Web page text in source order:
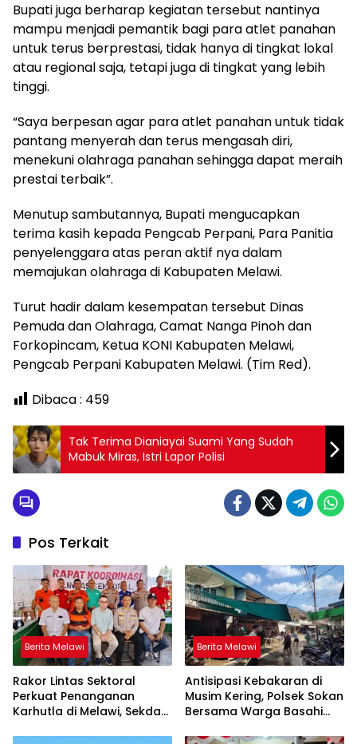
Bupati juga berharap kegiatan tersebut nantinya
mampu menjadi pemantik bagi para atlet panahan
untuk terus berprestasi, tidak hanya di tingkat lokal
atau regional saja, tetapi juga di tingkat yang lebih
tinggi.
“Saya berpesan agar para atlet panahan untuk tidak
pantang menyerah dan terus mengasah diri,
menekuni olahraga panahan sehingga dapat meraih
prestai terbaik”.
Menutup sambutannya, Bupati mengucapkan
terima kasih kepada Pengcab Perpani, Para Panitia
penyelenggara atas peran aktif nya dalam
memajukan olahraga di Kabupaten Melawi.
Turut hadir dalam kesempatan tersebut Dinas
Pemuda dan Olahraga, Camat Nanga Pinoh dan
Forkopincam, Ketua KONI Kabupaten Melawi,
Pengcab Perpani Kabupaten Melawi. (Tim Red).
Dibaca : 459
Tak Terima Dianiayai Suami Yang Sudah
Mabuk Miras, Istri Lapor Polisi
Pos Terkait
Berita Melawi
Rakor Lintas Sektoral
Perkuat Penanganan
Karhutla di Melawi, Sekda
Berita Melawi
Antisipasi Kebakaran di
Musim Kering, Polsek Sokan
Bersama Warga Basahi